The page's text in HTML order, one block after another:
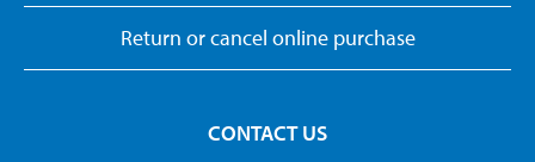
Return or cancel online purchase
CONTACT US